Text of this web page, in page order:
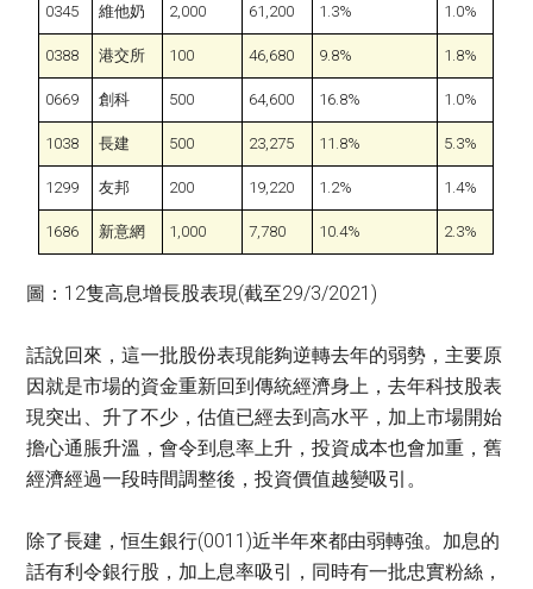
0345 維他奶 2,000 61,200 1.3% 1.0%
0388 港交所 100 46,680 9.8% 1.8%
0669 創科 500 64,600 16.8% 1.0%
1038 長建 500 23,275 11.8% 5.3%
1299 友邦 200 19,220 1.2% 1.4%
1686 新意網 1,000 7,780 10.4% 2.3%
圖：12隻高息增長股表現(截至29/3/2021)
話說回來，這一批股份表現能夠逆轉去年的弱勢，主要原
因就是市場的資金重新回到傳統經濟身上，去年科技股表
現突出、升了不少，估值已經去到高水平，加上市場開始
擔心通脹升溫，會令到息率上升，投資成本也會加重，舊
經濟經過一段時間調整後，投資價值越變吸引。
除了長建，恒生銀行(0011)近半年來都由弱轉強。加息的
話有利令銀行股，加上息率吸引，同時有一批忠實粉絲，